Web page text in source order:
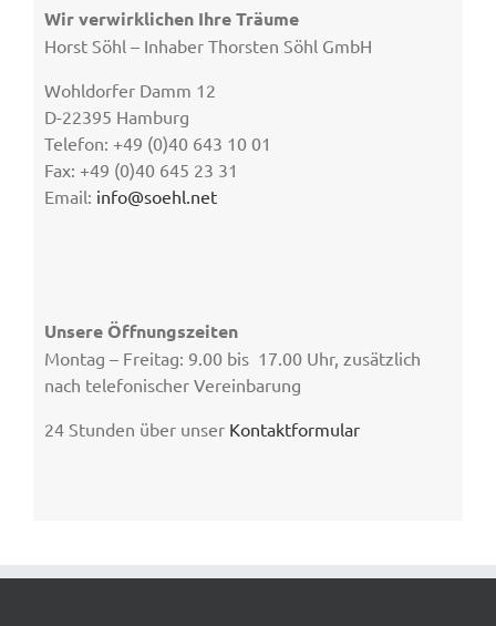
Wir verwirklichen Ihre Träume
Horst Söhl – Inhaber Thorsten Söhl GmbH
Wohldorfer Damm 12
D-22395 Hamburg
Telefon: +49 (0)40 643 10 01
Fax: +49 (0)40 645 23 31
Email: info@soehl.net
Unsere Öffnungszeiten
Montag – Freitag: 9.00 bis 17.00 Uhr, zusätzlich
nach telefonischer Vereinbarung
24 Stunden über unser Kontaktformular